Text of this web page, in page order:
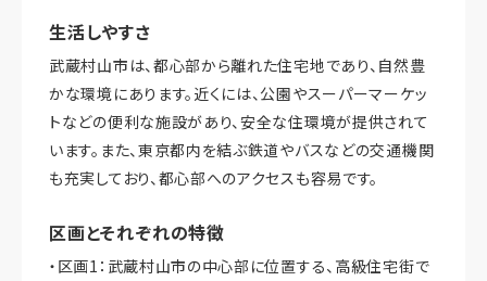
生活しやすさ
武蔵村山市は、都心部から離れた住宅地であり、自然豊
かな環境にあります。近くには、公園やスーパーマーケッ
トなどの便利な施設があり、安全な住環境が提供されて
います。また、東京都内を結ぶ鉄道やバスなどの交通機関
も充実しており、都心部へのアクセスも容易です。
区画とそれぞれの特徴
・区画1：武蔵村山市の中心部に位置する、高級住宅街で